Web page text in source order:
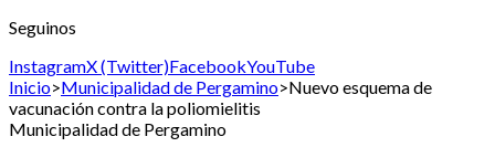
Seguinos
InstagramX (Twitter)FacebookYouTube
Inicio>Municipalidad de Pergamino>Nuevo esquema de
vacunación contra la poliomielitis
Municipalidad de Pergamino